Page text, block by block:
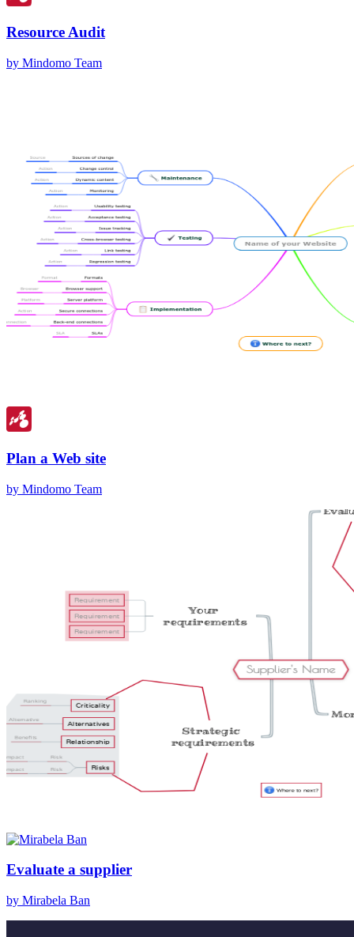
Resource Audit
by Mindomo Team
Plan a Web site
by Mindomo Team
Evaluate a supplier
by Mirabela Ban